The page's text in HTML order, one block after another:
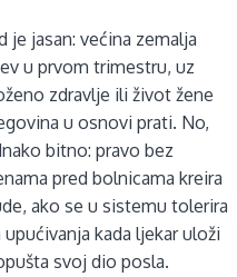
jasan: većina zemalja
u prvom trimestru, uz
zdravlje ili život žene
u osnovi prati. No,
bitno: pravo bez
pred bolnicama kreira
ako se u sistemu tolerira
kada ljekar uloži
svoj dio posla.